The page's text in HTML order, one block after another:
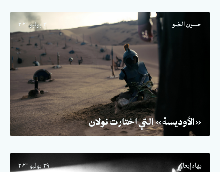
حسين الضو ٣٠ يوليو ٢٠٢٦
«الأوديسة» التي اختارت نولان
بهاء إيعالي ٢٩ يوليو ٢٠٢٦